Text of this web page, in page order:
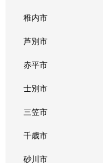
豊平４条
豊平６条
豊平８条
豊平８条
豊平９条
中の島１条
稚内市
芦別市
赤平市
士別市
三笠市
千歳市
砂川市